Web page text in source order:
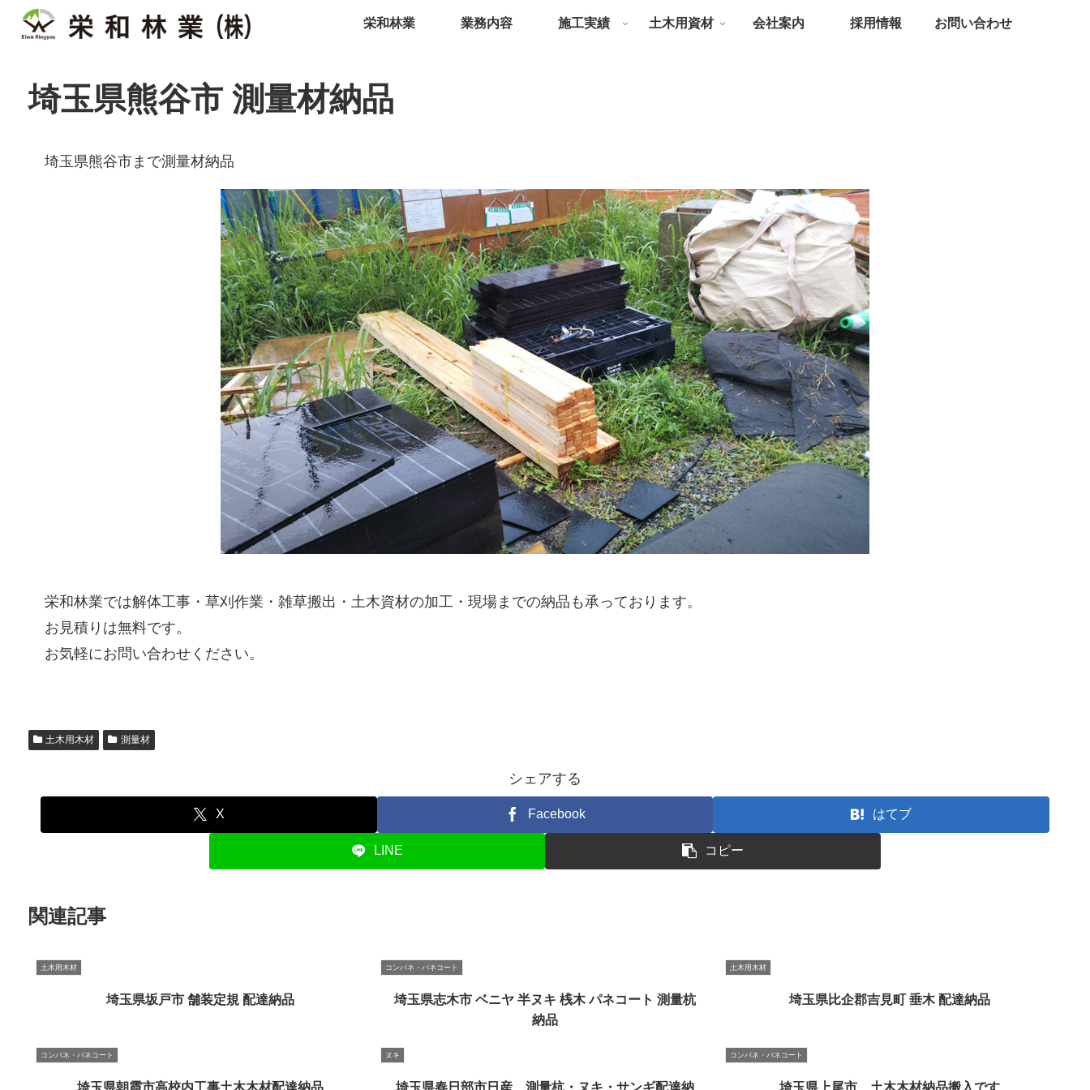
栄和林業 業務内容 施工実績 土木用資材 会社案内 採用情報 お問い合わせ
埼玉県熊谷市 測量材納品
埼玉県熊谷市まで測量材納品
栄和林業では解体工事・草刈作業・雑草搬出・土木資材の加工・現場までの納品も承っております。
お見積りは無料です。
お気軽にお問い合わせください。
土木用木材 測量材
シェアする
X Facebook はてブ
LINE コピー
関連記事
土木用木材
埼玉県坂戸市 舗装定規 配達納品
コンパネ・パネコート
埼玉県志木市 ベニヤ 半ヌキ 桟木 パネコート 測量杭
納品
土木用木材
埼玉県比企郡吉見町 垂木 配達納品
コンパネ・パネコート ヌキ コンパネ・パネコート